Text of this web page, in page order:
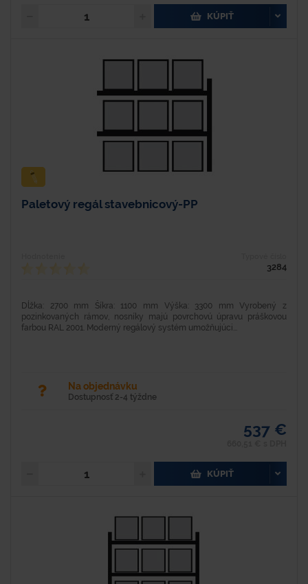
KÚPIŤ
Paletový regál stavebnicový-PP
3284
Dĺžka: 2700 mm Šíkra: 1100 mm Výška: 3300 mm Vyrobený z
pozinkovaných rámov, nosníky majú povrchovú úpravu práškovou
farbou RAL 2001. Moderný regálový systém umožňujúci...
Na objednávku
Dostupnosť 2-4 týždne
537 €
KÚPIŤ